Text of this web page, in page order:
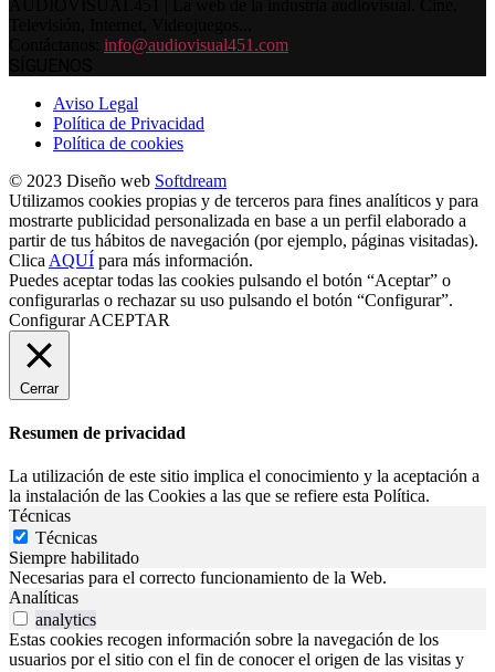
info@audiovisual451.com
Aviso Legal
Política de Privacidad
Política de cookies
© 2023 Diseño web Softdream
Utilizamos cookies propias y de terceros para fines analíticos y para
mostrarte publicidad personalizada en base a un perfil elaborado a
partir de tus hábitos de navegación (por ejemplo, páginas visitadas).
Clica AQUÍ para más información.
Puedes aceptar todas las cookies pulsando el botón “Aceptar” o
configurarlas o rechazar su uso pulsando el botón “Configurar”.
Configurar ACEPTAR
Cerrar
Resumen de privacidad
La utilización de este sitio implica el conocimiento y la aceptación a
la instalación de las Cookies a las que se refiere esta Política.
Técnicas
Técnicas
Siempre habilitado
Necesarias para el correcto funcionamiento de la Web.
Analíticas
analytics
Estas cookies recogen información sobre la navegación de los
usuarios por el sitio con el fin de conocer el origen de las visitas y